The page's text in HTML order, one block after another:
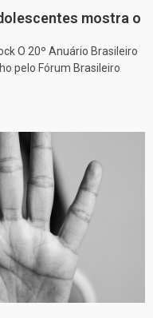
mostra o
O 20º Anuário Brasileiro
pelo Fórum Brasileiro